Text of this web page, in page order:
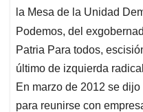
la Mesa de la Unidad
Podemos, del
Patria Para todos,
último de izquierda
En marzo de 2012 se
para reunirse con